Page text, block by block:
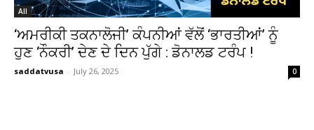
All
‘ਅਮਰੀਕੀ ਤਕਨਾਲੋਜੀ’ ਕੰਪਨੀਆਂ ਵੱਲੋਂ ‘ਭਾਰਤੀਆਂ’ ਨੂੰ
ਹੁਣ ‘ਨੌਕਰੀ’ ਦੇਣ ਦੇ ਦਿਨ ਪੁੱਗੇ : ਡੋਨਾਲਡ ਟਰੰਪ !
saddatvusa - July 26, 2025 0